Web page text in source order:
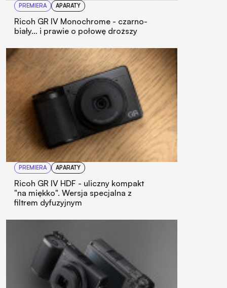
PREMIERA APARATY
Ricoh GR IV Monochrome - czarno-
biały… i prawie o połowę droższy
PREMIERA APARATY
Ricoh GR IV HDF - uliczny kompakt
"na miękko". Wersja specjalna z
filtrem dyfuzyjnym